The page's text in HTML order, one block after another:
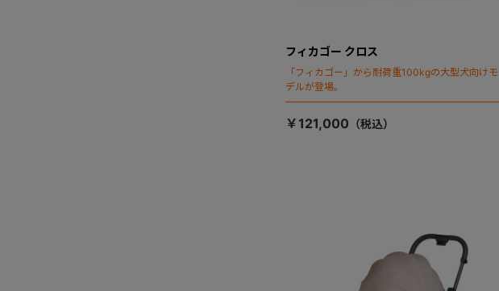
フィカゴー クロス
「フィカゴー」から耐荷重100kgの大型犬向けモ
デルが登場。
￥121,000